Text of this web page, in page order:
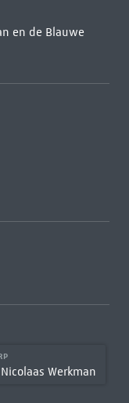
en de Blauwe
Werkman